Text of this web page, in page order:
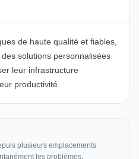
de haute qualité et fiables,
solutions personnalisées
leur infrastructure
productivité.
plusieurs emplacements
les problèmes.